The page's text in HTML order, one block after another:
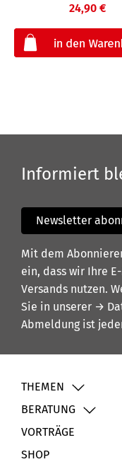
24,90 €
Informiert
Newsletter
Mit dem
ein, dass wir Ihre
Versands nutzen.
Sie in unserer →
Abmeldung ist
THEMEN
BERATUNG
VORTRÄGE
SHOP